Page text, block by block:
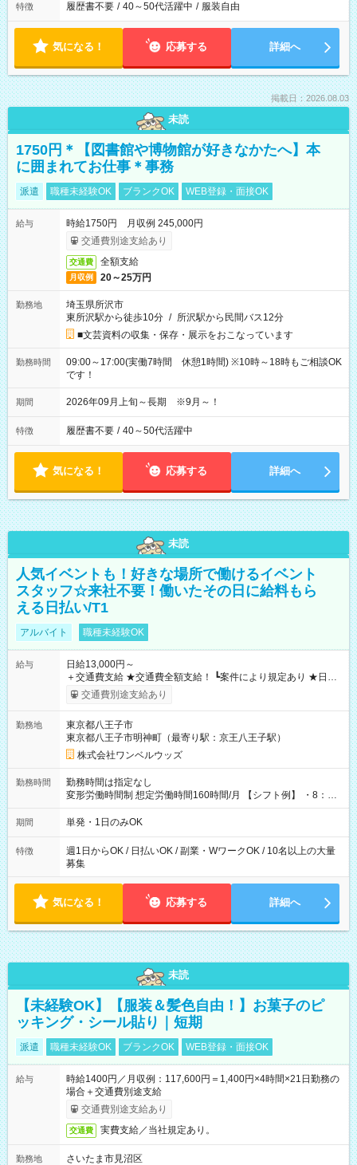
特徴 履歴書不要 / 40～50代活躍中 / 服装自由
気になる！ 応募する 詳細へ
掲載日：2026.08.03
未読
1750円＊【図書館や博物館が好きなかたへ】本
に囲まれてお仕事＊事務
派遣 職種未経験OK ブランクOK WEB登録・面接OK
給与
時給1750円 月収例 245,000円
交通費別途支給あり
交通費 全額支給
月収例 20～25万円
勤務地
埼玉県所沢市
東所沢駅から徒歩10分 / 所沢駅から民間バス12分
■文芸資料の収集・保存・展示をおこなっています
勤務時間
09:00～17:00(実働7時間 休憩1時間) ※10時～18時もご相談OK
です！
期間 2026年09月上旬～長期 ※9月～！
特徴 履歴書不要 / 40～50代活躍中
気になる！ 応募する 詳細へ
未読
人気イベントも！好きな場所で働けるイベント
スタッフ☆来社不要！働いたその日に給料もら
える日払い/T1
アルバイト 職種未経験OK
給与
日給13,000円～
＋交通費支給 ★交通費全額支給！ ┗案件により規定あり ★日払
いOK！（規定あり） ┗働いたその日に現金GET♪ お仕事後はコ
ンビニATMから 日払い分を引き落とせます！ 【試用期間】試
交通費別途支給あり
勤務地
東京都八王子市
東京都八王子市明神町（最寄り駅：京王八王子駅）
株式会社ワンベルウッズ
勤務時間
勤務時間は指定なし
変形労働時間制 想定労働時間160時間/月 【シフト例】 ・8：00
～21：00
期間 単発・1日のみOK
特徴
週1日からOK / 日払いOK / 副業・WワークOK / 10名以上の大量
募集
気になる！ 応募する 詳細へ
未読
【未経験OK】【服装＆髪色自由！】お菓子のピ
ッキング・シール貼り｜短期
派遣 職種未経験OK ブランクOK WEB登録・面接OK
給与
時給1400円／月収例：117,600円＝1,400円×4時間×21日勤務の
場合＋交通費別途支給
交通費別途支給あり
交通費 実費支給／当社規定あり。
勤務地
さいたま市見沼区